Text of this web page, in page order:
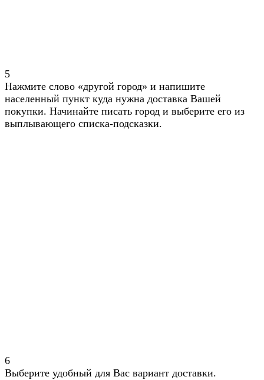
5
Нажмите слово «другой город» и напишите
населенный пункт куда нужна доставка Вашей
покупки. Начинайте писать город и выберите его из
выплывающего списка-подсказки.
6
Выберите удобный для Вас вариант доставки.